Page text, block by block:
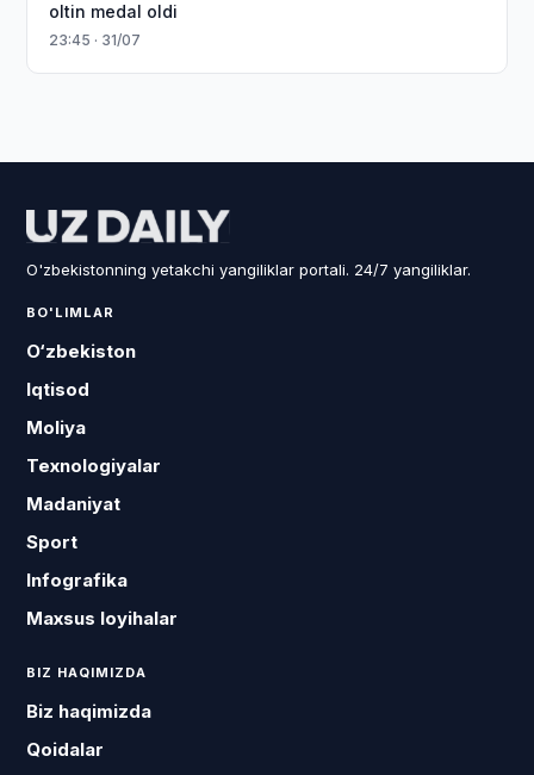
oltin medal oldi
23:45 · 31/07
O'zbekistonning yetakchi yangiliklar portali. 24/7 yangiliklar.
BO'LIMLAR
O‘zbekiston
Iqtisod
Moliya
Texnologiyalar
Madaniyat
Sport
Infografika
Maxsus loyihalar
BIZ HAQIMIZDA
Biz haqimizda
Qoidalar